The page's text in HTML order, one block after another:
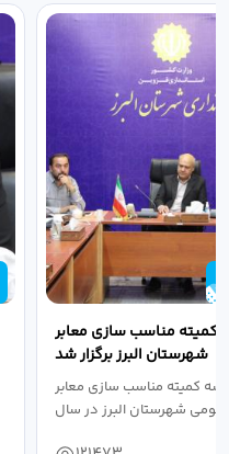
کمیته مناسب سازی معابر
شهرستان البرز برگزار شد
کمیته مناسب سازی معابر
شهرستان البرز در سال